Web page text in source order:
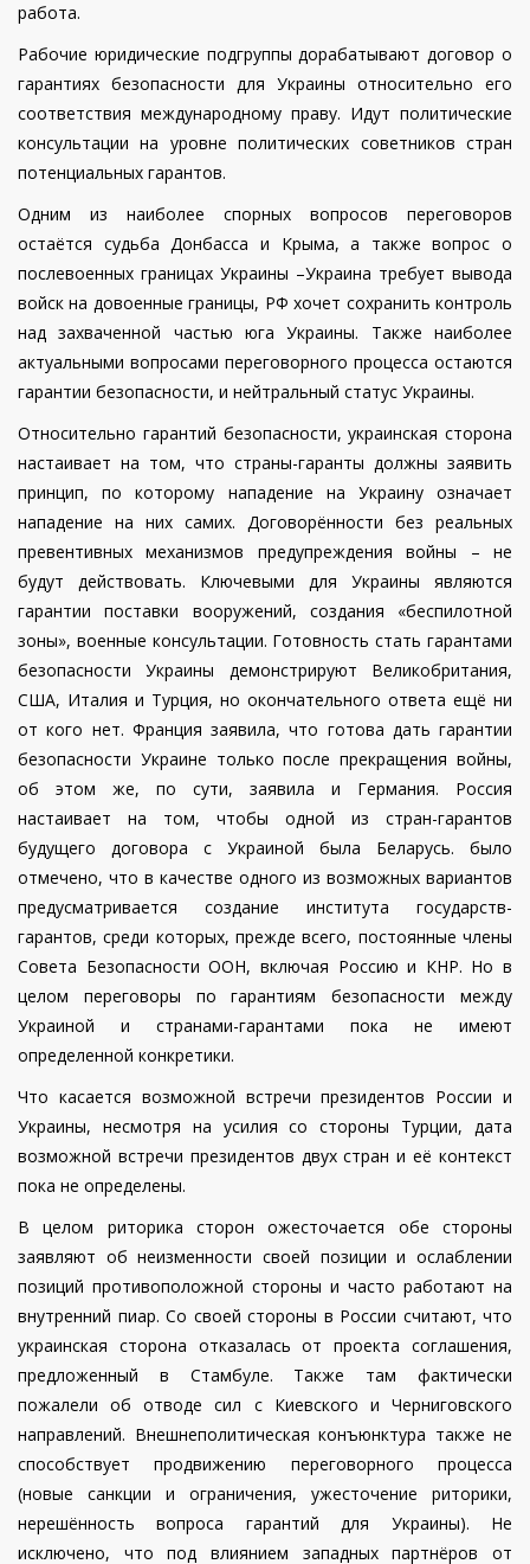
работа.
Рабочие юридические подгруппы дорабатывают договор о
гарантиях безопасности для Украины относительно его
соответствия международному праву. Идут политические
консультации на уровне политических советников стран
потенциальных гарантов.
Одним из наиболее спорных вопросов переговоров
остаётся судьба Донбасса и Крыма, а также вопрос о
послевоенных границах Украины –Украина требует вывода
войск на довоенные границы, РФ хочет сохранить контроль
над захваченной частью юга Украины. Также наиболее
актуальными вопросами переговорного процесса остаются
гарантии безопасности, и нейтральный статус Украины.
Относительно гарантий безопасности, украинская сторона
настаивает на том, что страны-гаранты должны заявить
принцип, по которому нападение на Украину означает
нападение на них самих. Договорённости без реальных
превентивных механизмов предупреждения войны – не
будут действовать. Ключевыми для Украины являются
гарантии поставки вооружений, создания «беспилотной
зоны», военные консультации. Готовность стать гарантами
безопасности Украины демонстрируют Великобритания,
США, Италия и Турция, но окончательного ответа ещё ни
от кого нет. Франция заявила, что готова дать гарантии
безопасности Украине только после прекращения войны,
об этом же, по сути, заявила и Германия. Россия
настаивает на том, чтобы одной из стран-гарантов
будущего договора с Украиной была Беларусь.
было
отмечено, что в качестве одного из возможных вариантов
предусматривается создание института государств-
гарантов, среди которых, прежде всего, постоянные члены
Совета Безопасности ООН, включая Россию и КНР. Но в
целом переговоры по гарантиям безопасности между
Украиной и странами-гарантами пока не имеют
определенной конкретики.
Что касается возможной встречи президентов России и
Украины, несмотря на усилия со стороны Турции, дата
возможной встречи президентов двух стран и её контекст
пока не определены.
В целом риторика сторон ожесточается обе стороны
заявляют об неизменности своей позиции и ослаблении
позиций противоположной стороны и часто работают на
внутренний пиар. Со своей стороны в России считают, что
украинская сторона отказалась от проекта соглашения,
предложенный в Стамбуле. Также там фактически
пожалели об отводе сил с Киевского и Черниговского
направлений. Внешнеполитическая конъюнктура также не
способствует продвижению переговорного процесса
(новые санкции и ограничения, ужесточение риторики,
нерешённость вопроса гарантий для Украины). Не
исключено, что под влиянием западных партнёров от